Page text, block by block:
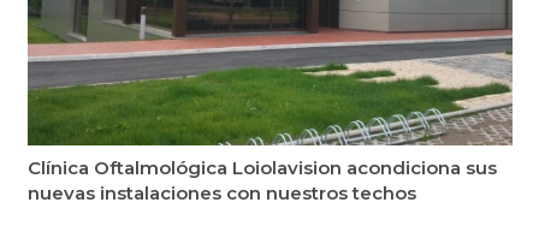
Clínica Oftalmológica Loiolavision acondiciona sus
nuevas instalaciones con nuestros techos